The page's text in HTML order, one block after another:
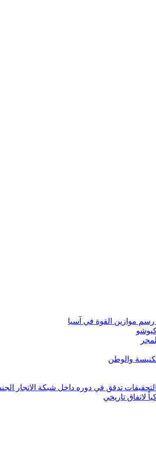
رسم موازين القوة في آسيا
والوطن
تدقق في دوره داخل شبكة الاتجار
لاتفاق تاريخي